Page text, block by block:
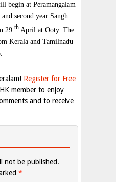
begin at Peramangalam
second year Sangh
29 th April at Ooty. The
Kerala and Tamilnadu
Register for Free
member to enjoy
and to receive
not be published.
*